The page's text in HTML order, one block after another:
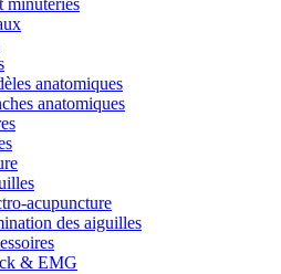
minuteries
anatomiques
anatomiques
acupuncture
des aiguilles
& EMG